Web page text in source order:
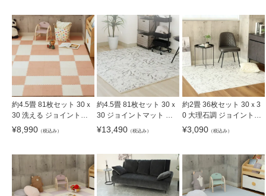
約4.5畳 81枚セット 30ｘ
30 洗える ジョイントマ
ット
¥8,990 （税込み）
約4.5畳 81枚セット 30ｘ
30 ジョイントマット 極
厚大理石
¥13,490 （税込み）
約2畳 36枚セット 30ｘ3
0 大理石調 ジョイントマ
ット
¥3,090（税込み）